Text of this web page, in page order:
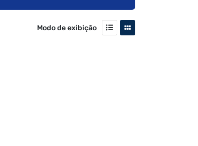
Modo de exibição